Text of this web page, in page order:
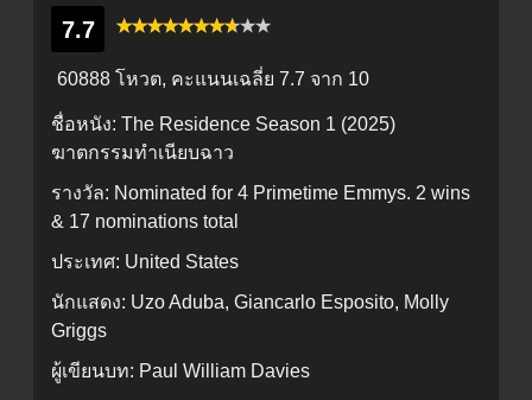
7.7
60888 โหวต, คะแนนเฉลี่ย 7.7 จาก 10
ชื่อหนัง: The Residence Season 1 (2025)
ฆาตกรรมทำเนียบฉาว
รางวัล: Nominated for 4 Primetime Emmys. 2 wins
& 17 nominations total
ประเทศ: United States
นักแสดง: Uzo Aduba, Giancarlo Esposito, Molly
Griggs
ผู้เขียนบท: Paul William Davies